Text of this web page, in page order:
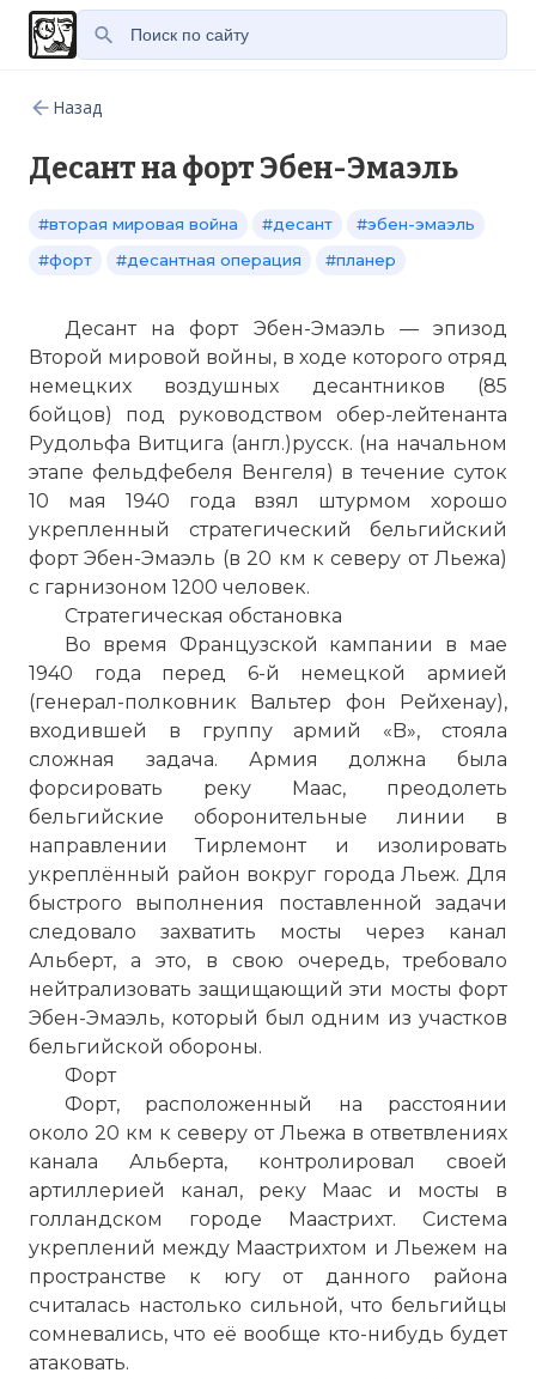
Назад
Десант на форт Эбен-Эмаэль
#вторая мировая война #десант
#эбен-эмаэль
#форт
#десантная операция #планер
Десант на форт Эбен-Эмаэль — эпизод
Второй мировой войны, в ходе которого отряд
немецких воздушных десантников (85
бойцов) под руководством обер-лейтенанта
Рудольфа Витцига (англ.)русск. (на начальном
этапе фельдфебеля Венгеля) в течение суток
10 мая 1940 года взял штурмом хорошо
укрепленный стратегический бельгийский
форт Эбен-Эмаэль (в 20 км к северу от Льежа)
с гарнизоном 1200 человек.
Стратегическая обстановка
Во время Французской кампании в мае
1940 года перед 6-й немецкой армией
(генерал-полковник Вальтер фон Рейхенау),
входившей в группу армий «B», стояла
сложная задача. Армия должна была
форсировать реку Маас, преодолеть
бельгийские оборонительные линии в
направлении Тирлемонт и изолировать
укреплённый район вокруг города Льеж. Для
быстрого выполнения поставленной задачи
следовало захватить мосты через канал
Альберт, а это, в свою очередь, требовало
нейтрализовать защищающий эти мосты форт
Эбен-Эмаэль, который был одним из участков
бельгийской обороны.
Форт
Форт, расположенный на расстоянии
около 20 км к северу от Льежа в ответвлениях
канала Альберта, контролировал своей
артиллерией канал, реку Маас и мосты в
голландском городе Маастрихт. Система
укреплений между Маастрихтом и Льежем на
пространстве к югу от данного района
считалась настолько сильной, что бельгийцы
сомневались, что её вообще кто-нибудь будет
атаковать.